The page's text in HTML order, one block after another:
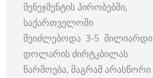
მენეჯმენტის პირობებში,
საქართველოში
შეიძლებოდა 3-5 მილიარდი
დოლარის ძირტკბილას
წარმოება, მაგრამ არასწორი